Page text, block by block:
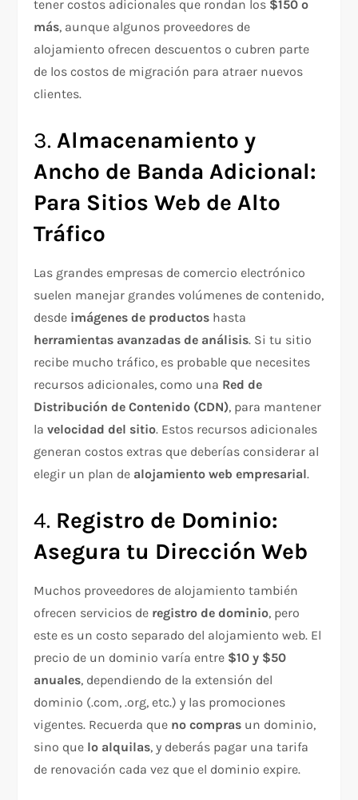
tener costos adicionales que rondan los $150 o
más, aunque algunos proveedores de
alojamiento ofrecen descuentos o cubren parte
de los costos de migración para atraer nuevos
clientes.
3.Almacenamiento y
Ancho de Banda Adicional:
Para Sitios Web de Alto
Tráfico
Las grandes empresas de comercio electrónico
suelen manejar grandes volúmenes de contenido,
desde imágenes de productos hasta
herramientas avanzadas de análisis. Si tu sitio
recibe mucho tráfico, es probable que necesites
recursos adicionales, como una Red de
Distribución de Contenido (CDN), para mantener
lavelocidad del sitio. Estos recursos adicionales
generan costos extras que deberías considerar al
elegir un plan de alojamiento web empresarial.
4. Registro de Dominio:
Asegura tu Dirección Web
Muchos proveedores de alojamiento también
ofrecen servicios de registro de dominio, pero
este es un costo separado del alojamiento web. El
precio de un dominio varía entre $10 y $50
anuales, dependiendo de la extensión del
dominio (.com, .org, etc.) y las promociones
vigentes. Recuerda que no compras un dominio,
sino que lo alquilas, y deberás pagar una tarifa
de renovación cada vez que el dominio expire.